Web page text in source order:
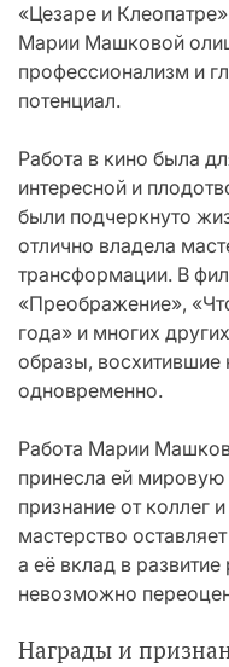
«Цезаре и
Марии Машковой
профессионализм и
потенциал.
Работа в кино была
интересной и
были подчеркнуто
отлично владела
трансформации. В
«Преображение»,
года» и многих
образы, восхитившие
одновременно.
Работа Марии
принесла ей мировую
признание от коллег
мастерство
а её вклад в
невозможно
Награды и